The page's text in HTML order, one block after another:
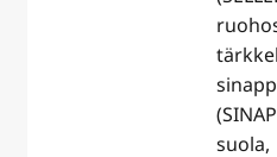
suola,